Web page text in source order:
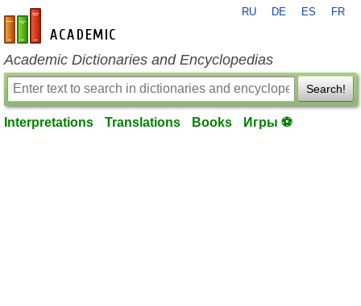
en-academic.com
RU DE ES FR
Academic Dictionaries and Encyclopedias
Search!
Interpretations Translations Books Игры ⚽